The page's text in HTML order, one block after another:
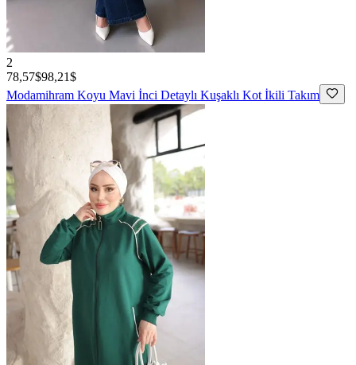
2
78,57$98,21$
Modamihram Koyu Mavi İnci Detaylı Kuşaklı Kot İkili Takım